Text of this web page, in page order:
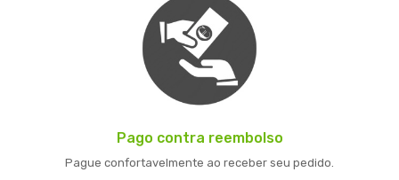
Pago contra reembolso
Pague confortavelmente ao receber seu pedido.